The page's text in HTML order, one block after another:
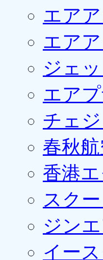
エア
エア
ジェ
エア
チェ
春秋
香港
スクー
ジン
イー